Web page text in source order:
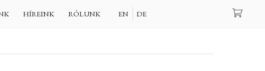
HÍREINK RÓLUNK EN DE
Keresés